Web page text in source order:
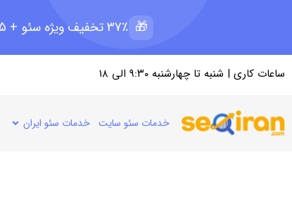
🎁 37٪ تخفیف ویژه سئو + 5 میلیون رپرتاژ رایگان؛ ظرفیت 11 از 15
ساعات کاری | شنبه تا چهارشنبه ۹:۳۰ الی ۱۸
خدمات سئو سایت خدمات سئو ایران